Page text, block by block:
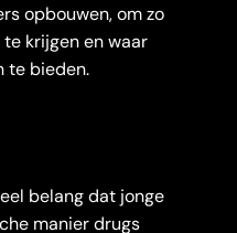
opbouwen, om zo
krijgen en waar
te bieden.
belang dat jonge
manier drugs